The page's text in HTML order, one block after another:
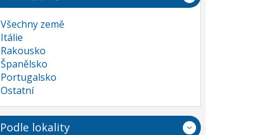
Všechny země
Itálie
Rakousko
Španělsko
Portugalsko
Ostatní
Podle lokality